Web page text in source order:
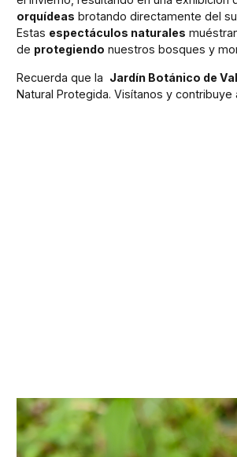
orquídeas brotando directamente del
Estas espectáculos naturales
de protegiendo nuestros bosques y
Recuerda que la Jardín Botánico de
Natural Protegida. Visítanos y contribuye